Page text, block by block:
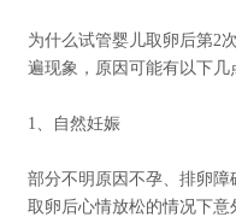
为什么试管婴儿取卵后第2
遍现象，原因可能有以下几
1、自然妊娠
部分不明原因不孕、排卵
取卵后心情放松的情况下